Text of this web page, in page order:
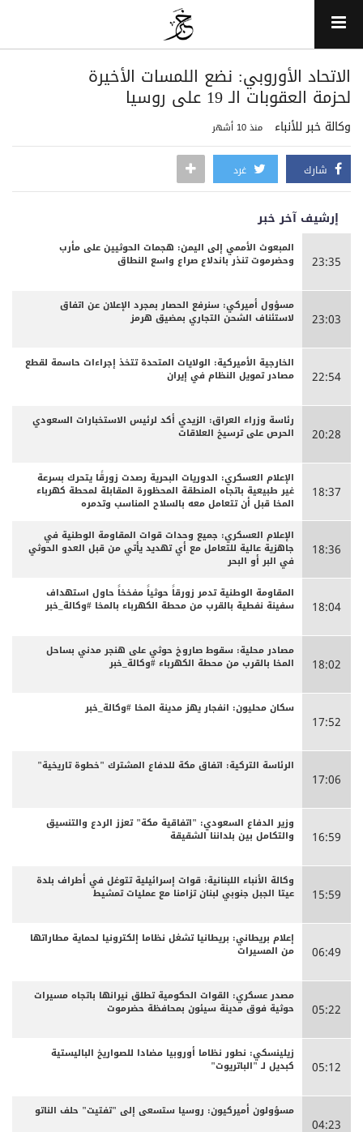
‏الاتحاد الأوروبي: نضع اللمسات الأخيرة
لحزمة العقوبات الـ 19 على روسيا
وكالة خبر للأنباء منذ 10 أشهر
شارك غرد
إرشيف آخر خبر
23:35
المبعوث الأممي إلى اليمن: هجمات الحوثيين على مأرب
وحضرموت تنذر باندلاع صراع واسع النطاق
23:03
مسؤول أميركي: سنرفع الحصار بمجرد الإعلان عن اتفاق
لاستئناف الشحن التجاري بمضيق هرمز
22:54
الخارجية الأميركية: الولايات المتحدة تتخذ إجراءات حاسمة لقطع
مصادر تمويل النظام في إيران
20:28
رئاسة وزراء العراق: الزيدي أكد لرئيس الاستخبارات السعودي
الحرص على ترسيخ العلاقات
18:37
الإعلام العسكري: الدوريات البحرية رصدت زورقًا يتحرك بسرعة
غير طبيعية باتجاه المنطقة المحظورة المقابلة لمحطة كهرباء
المخا قبل أن تتعامل معه بالسلاح المناسب وتدمره
18:36
الإعلام العسكري: جميع وحدات قوات المقاومة الوطنية في
جاهزية عالية للتعامل مع أي تهديد يأتي من قبل العدو الحوثي
في البر أو البحر
18:04
المقاومة الوطنية تدمر زورقاً حوثياً مفخخاً حاول استهداف
سفينة نفطية بالقرب من محطة الكهرباء بالمخا #وكالة_خبر
18:02
مصادر محلية: سقوط صاروخ حوثي على هنجر مدني بساحل
المخا بالقرب من محطة الكهرباء #وكالة_خبر
17:52
سكان محليون: انفجار يهز مدينة المخا #وكالة_خبر
17:06
الرئاسة التركية: اتفاق مكة للدفاع المشترك "خطوة تاريخية"
16:59
وزير الدفاع السعودي: "اتفاقية مكة" تعزز الردع والتنسيق
والتكامل بين بلداننا الشقيقة
15:59
وكالة الأنباء اللبنانية: قوات إسرائيلية تتوغل في أطراف بلدة
عيتا الجبل جنوبي لبنان تزامنا مع عمليات تمشيط
06:49
إعلام بريطاني: بريطانيا تشغل نظاما إلكترونيا لحماية مطاراتها
من المسيرات
05:22
مصدر عسكري: القوات الحكومية تطلق نيرانها باتجاه مسيرات
حوثية فوق مدينة سيئون بمحافظة حضرموت
05:12
زيلينسكي: نطور نظاما أوروبيا مضادا للصواريخ الباليستية
كبديل لـ "الباتريوت"
04:23
مسؤولون أميركيون: روسيا ستسعى إلى "تفتيت" حلف الناتو